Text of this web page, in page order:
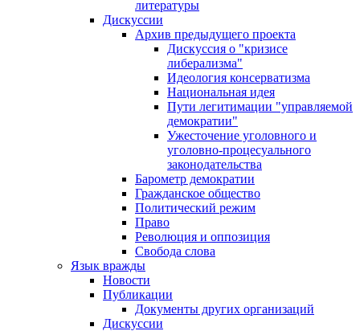
литературы
Дискуссии
Архив предыдущего проекта
Дискуссия о "кризисе
либерализма"
Идеология консерватизма
Национальная идея
Пути легитимации "управляемой
демократии"
Ужесточение уголовного и
уголовно-процесуального
законодательства
Барометр демократии
Гражданское общество
Политический режим
Право
Революция и оппозиция
Свобода слова
Язык вражды
Новости
Публикации
Документы других организаций
Дискуссии